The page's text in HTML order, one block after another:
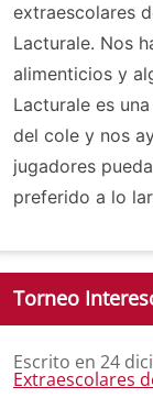
extraescolares
Lacturale. Nos
alimenticios y
Lacturale es
del cole y nos
jugadores
preferido a lo
Torneo
Escrito en 24
Extraescolares